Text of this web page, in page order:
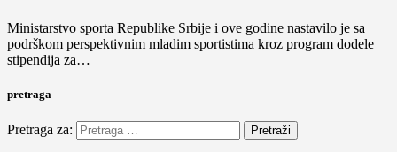
Ministarstvo sporta Republike Srbije i ove godine nastavilo je sa
podrškom perspektivnim mladim sportistima kroz program dodele
stipendija za…
pretraga
Pretraga za: